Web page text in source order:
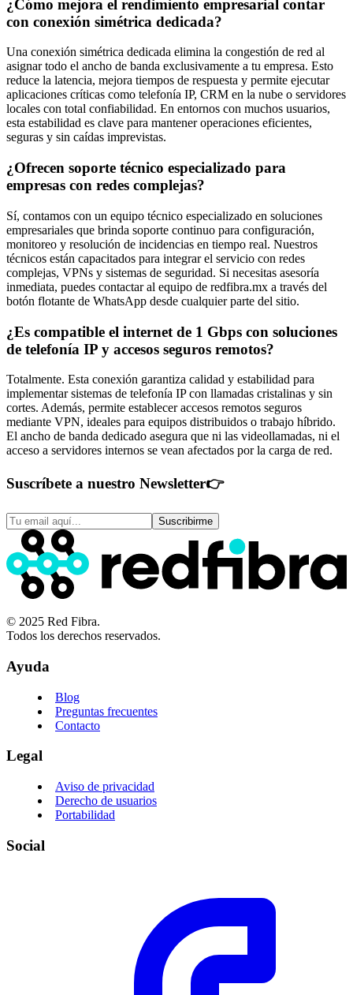
¿Cómo mejora el rendimiento empresarial contar
con conexión simétrica dedicada?
Una conexión simétrica dedicada elimina la congestión de red al
asignar todo el ancho de banda exclusivamente a tu empresa. Esto
reduce la latencia, mejora tiempos de respuesta y permite ejecutar
aplicaciones críticas como telefonía IP, CRM en la nube o servidores
locales con total confiabilidad. En entornos con muchos usuarios,
esta estabilidad es clave para mantener operaciones eficientes,
seguras y sin caídas imprevistas.
¿Ofrecen soporte técnico especializado para
empresas con redes complejas?
Sí, contamos con un equipo técnico especializado en soluciones
empresariales que brinda soporte continuo para configuración,
monitoreo y resolución de incidencias en tiempo real. Nuestros
técnicos están capacitados para integrar el servicio con redes
complejas, VPNs y sistemas de seguridad. Si necesitas asesoría
inmediata, puedes contactar al equipo de redfibra.mx a través del
botón flotante de WhatsApp desde cualquier parte del sitio.
¿Es compatible el internet de 1 Gbps con soluciones
de telefonía IP y accesos seguros remotos?
Totalmente. Esta conexión garantiza calidad y estabilidad para
implementar sistemas de telefonía IP con llamadas cristalinas y sin
cortes. Además, permite establecer accesos remotos seguros
mediante VPN, ideales para equipos distribuidos o trabajo híbrido.
El ancho de banda dedicado asegura que ni las videollamadas, ni el
acceso a servidores internos se vean afectados por la carga de red.
Suscríbete a nuestro Newsletter👉
Suscribirme
© 2025 Red Fibra.
Todos los derechos reservados.
Ayuda
Blog
Preguntas frecuentes
Contacto
Legal
Aviso de privacidad
Derecho de usuarios
Portabilidad
Social